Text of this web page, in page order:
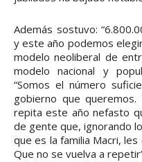
Además sostuvo:
y este año podemos
modelo neoliberal de
modelo nacional y
“Somos el número
gobierno que
repita este año nefasto
de gente que, ignorando
que es la familia Macri,
Que no se vuelva a